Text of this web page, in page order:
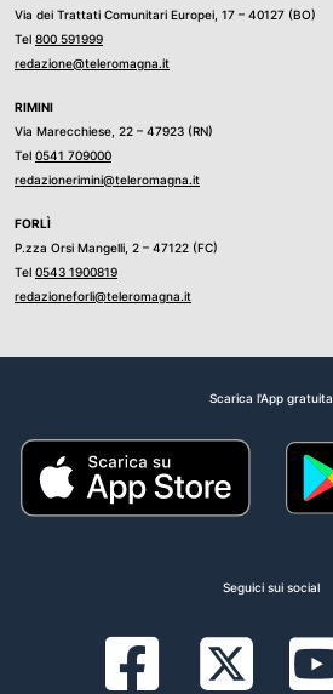
Via dei Trattati Comunitari Europei, 17 – 40127 (BO)
Tel 800 591999
redazione@teleromagna.it
RIMINI
Via Marecchiese, 22 – 47923 (RN)
Tel 0541 709000
redazionerimini@teleromagna.it
FORLÌ
P.zza Orsi Mangelli, 2 – 47122 (FC)
Tel 0543 1900819
redazioneforli@teleromagna.it
Scarica l'App gratuita
Seguici sui social